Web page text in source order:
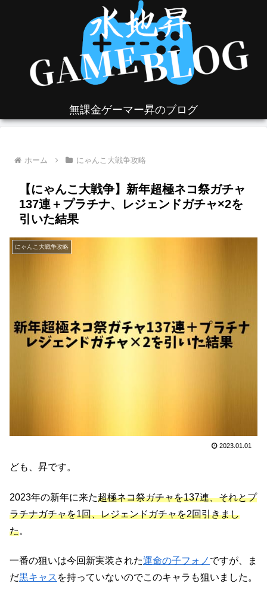
無課金ゲーマー昇のブログ
ホーム にゃんこ大戦争攻略
【にゃんこ大戦争】新年超極ネコ祭ガチャ
137連＋プラチナ、レジェンドガチャ×2を
引いた結果
にゃんこ大戦争攻略
2023.01.01
ども、昇です。
2023年の新年に来た超極ネコ祭ガチャを137連、それとプ
ラチナガチャを1回、レジェンドガチャを2回引きまし
た。
一番の狙いは今回新実装された運命の子フォノ ですが、ま
だ黒キャス を持っていないのでこのキャラも狙いました。